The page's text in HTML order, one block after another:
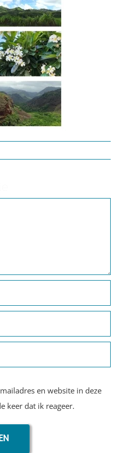
en website in deze
keer dat ik reageer.